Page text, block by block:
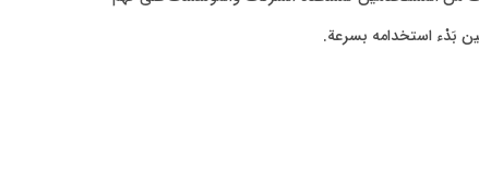
بَدْء استخدامه بسرعة.